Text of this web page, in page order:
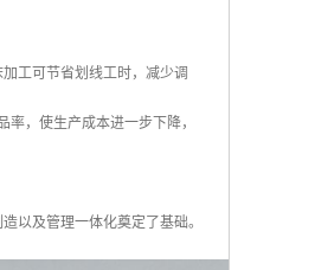
工可节省划线工时，减少调
，使生产成本进一步下降，
以及管理一体化奠定了基础。